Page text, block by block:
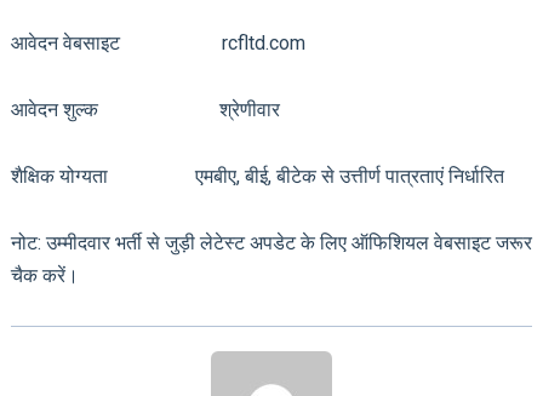
आवेदन वेबसाइट rcfltd.com
आवेदन शुल्क श्रेणीवार
शैक्षिक योग्यता एमबीए, बीई, बीटेक से उत्तीर्ण पात्रताएं निर्धारित
नोट: उम्मीदवार भर्ती से जुड़ी लेटेस्ट अपडेट के लिए ऑफिशियल वेबसाइट जरूर
चैक करें।